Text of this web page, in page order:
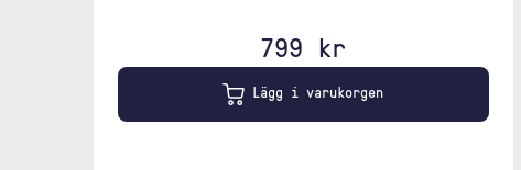
799 kr
Lägg i varukorgen